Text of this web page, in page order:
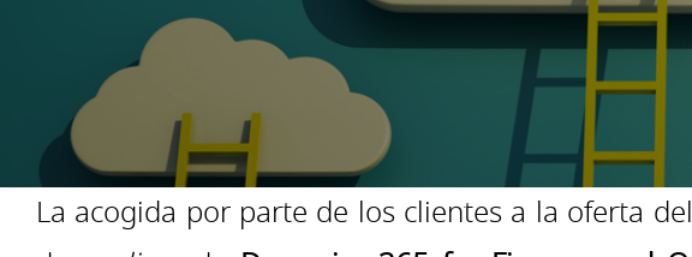
La acogida por parte de los clientes a la oferta del